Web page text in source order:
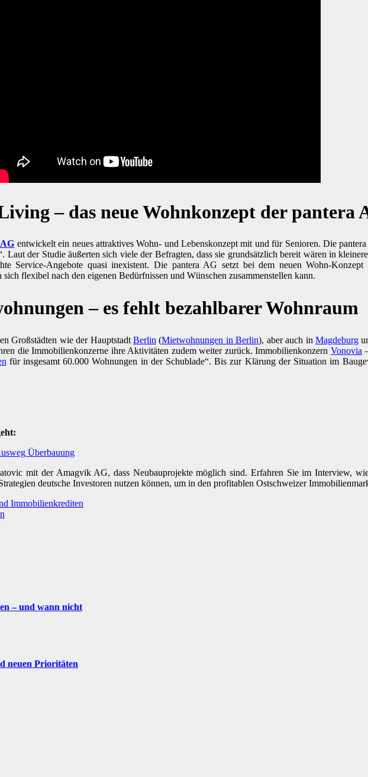
– das neue Wohnkonzept der pantera
entwickelt ein neues attraktives Wohn- und Lebenskonzept mit und für Senioren. Die
der Studie äußerten sich viele der Befragten, dass sie grundsätzlich bereit wären in
Service-Angebote quasi inexistent. Die pantera AG setzt bei dem neuen Wohn-
sich flexibel nach den eigenen Bedürfnissen und Wünschen zusammenstellen kann.
– es fehlt bezahlbarer Wohnraum
Großstädten wie der HauptstadtBerlin (Mietwohnungen in Berlin), aber auch inMagdeburg
die Immobilienkonzerne ihre Aktivitäten zudem weiter zurück. Immobilienkonzern Vonovia
für insgesamt 60.000 Wohnungen in der Schublade“. Bis zur Klärung der Situation im
Überbauung
mit der Amagvik AG, dass Neubauprojekte möglich sind. Erfahren Sie im Interview,
deutsche Investoren nutzen können, um in den profitablen Ostschweizer
Immobilienkrediten
– und wann nicht
neuen Prioritäten